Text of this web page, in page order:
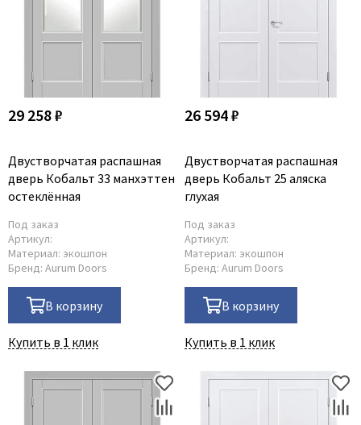
29 258 ₽
Двустворчатая распашная
дверь Кобальт 33 манхэттен
остеклённая
Под заказ
Артикул:
Материал: экошпон
Бренд: Aurum Doors
В корзину
Купить в 1 клик
26 594 ₽
Двустворчатая распашная
дверь Кобальт 25 аляска
глухая
Под заказ
Артикул:
Материал: экошпон
Бренд: Aurum Doors
В корзину
Купить в 1 клик